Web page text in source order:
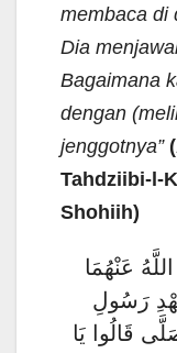
membaca di
Dia
Bagaimana
dengan
jenggotnya”
Tahdziibi-l-
Shohiih)
عَنْهُمَا
رَسُولِ
قَالُوا يَا